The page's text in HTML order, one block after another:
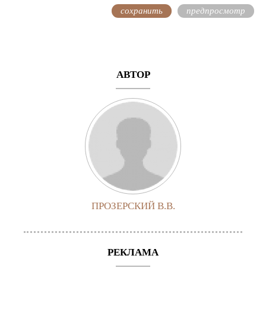
АВТОР
ПРОЗЕРСКИЙ В.В.
РЕКЛАМА